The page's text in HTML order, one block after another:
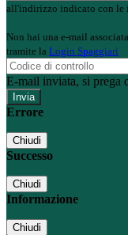
all'indirizzo indicato con le
Non hai una e-mail
tramite la Login Spaggiari
E-mail inviata, si prega
Errore
Chiudi
Successo
Chiudi
Informazione
Chiudi